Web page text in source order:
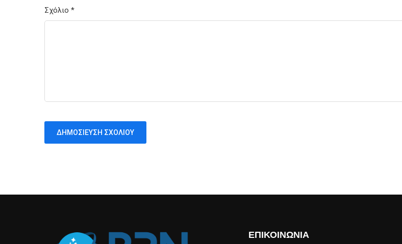
Σχόλιο *
ΕΠΙΚΟΙΝΩΝΙΑ